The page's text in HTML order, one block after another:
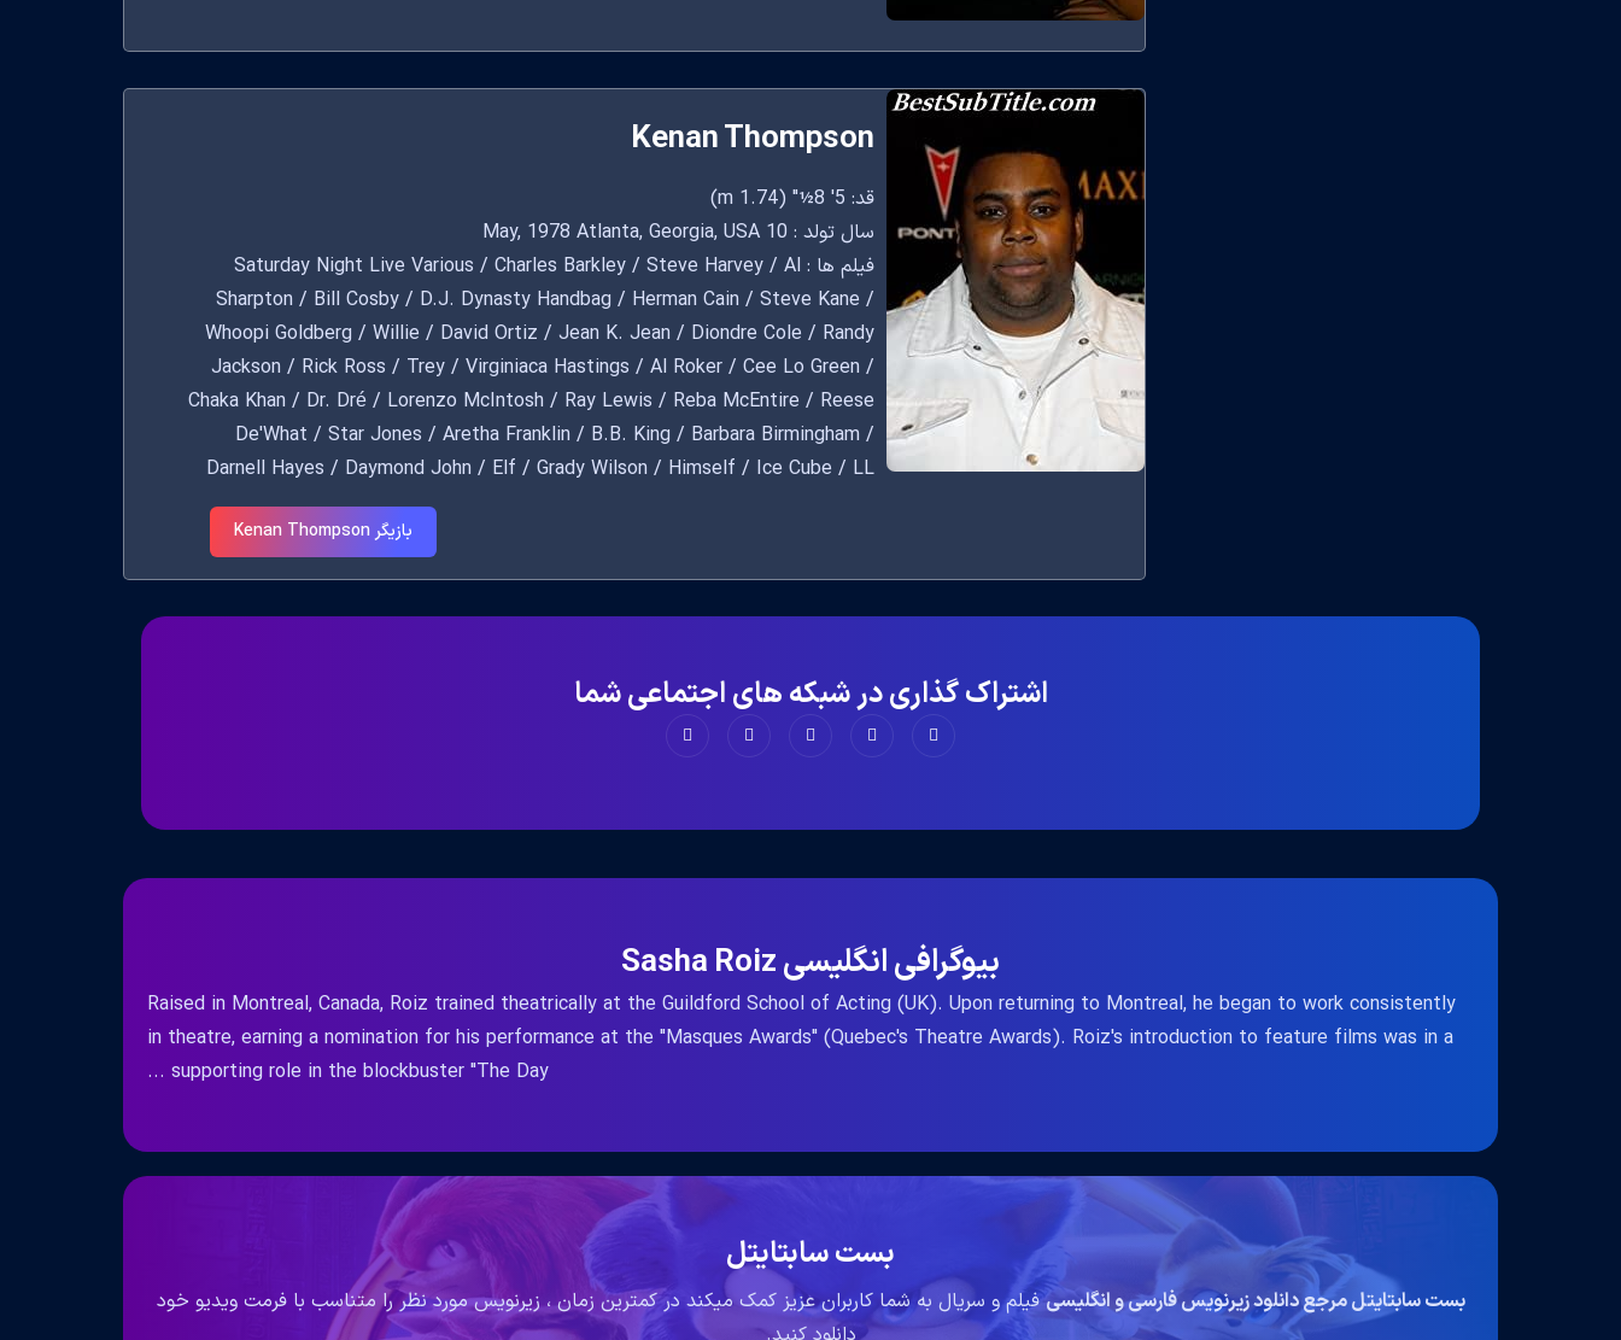
Kenan Thompson
قد: 5' 8½" (1.74 m)
سال تولد : 10 May, 1978 Atlanta, Georgia, USA
فیلم ها : Saturday Night Live Various / Charles Barkley / Steve Harvey / Al
Sharpton / Bill Cosby / D.J. Dynasty Handbag / Herman Cain / Steve Kane /
Whoopi Goldberg / Willie / David Ortiz / Jean K. Jean / Diondre Cole / Randy
Jackson / Rick Ross / Trey / Virginiaca Hastings / Al Roker / Cee Lo Green /
Chaka Khan / Dr. Dré / Lorenzo McIntosh / Ray Lewis / Reba McEntire / Reese
De'What / Star Jones / Aretha Franklin / B.B. King / Barbara Birmingham /
Darnell Hayes / Daymond John / Elf / Grady Wilson / Himself / Ice Cube / LL
Cool J / Malik / Maya Angelou / Neil deGrasse Tyson / Reese De' What /
Reverend Al Sharpton / Sam / Terrence Howard / Tiger Woods / Tyler Perry /
/ Book Store Owner / Boyd Tinsley / Callum Hemsworth / Cam Newton / Carl
Otis Winslow / Carol Moseley Braun / Caspar / Chappell Hartridge / Clarence
David 'Beef Jelly' Winfield / David Estes / Dennis Haysbert / Derrick Watkins /
/ Dr. Thomas / Easter Bunny / Elijah Cummings / Emmanuel Lewis / Employee /
Eros / Farmer / Felix 900 Audience Member / Flavor Flav / Florida Evans /
Forest Whitaker / Frank Robinson / Fred Berry / Game Show Singer / Gary
Coleman / Gary Loomis / Gary LoomisVarious / George Clinton / Ghost of
Christmas Past / Givindy / Grant Choad / James Brown / Jen's Spouse /
Juan Williams / K Smoothe / Kenan Thompson / Kendrick Douglas / Kid Float /
Kimbo Slice / LeGod Williams / Leon Jenkins / Leon Warwick / Lil' Kim / Lionel
Richie / Lorena Porter Shelby / Louis Armstrong / Lucas Kavner / Man
Watching a Play / Marcus / Marcus JaMarcus / Marshawn Lynch / Martin
Luther King / Martin Luther King Jr. / Mayor Top Hat / Mercedes Jones /
Michael Hilliard / Michael Irvin / Mike / Mike Pots / Mitchell / Mo'Nique /
بازیگر Kenan Thompson
اشتراک گذاری در شبکه های اجتماعی شما
بیوگرافی انگلیسی Sasha Roiz
Raised in Montreal, Canada, Roiz trained theatrically at the Guildford School of Acting (UK). Upon returning to Montreal, he began to work consistently
in theatre, earning a nomination for his performance at the "Masques Awards" (Quebec's Theatre Awards). Roiz's introduction to feature films was in a
supporting role in the blockbuster "The Day ...
بست سابتایتل
بست سابتایتل مرجع دانلود زیرنویس فارسی و انگلیسیفیلم و سریال به شما کاربران عزیز کمک میکند در کمترین زمان ، زیرنویس مورد نظر را متناسب با فرمت ویدیو خود